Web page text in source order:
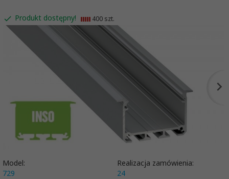
Produkt dostępny! 400 szt.
Model:
729
Realizacja zamówienia:
24